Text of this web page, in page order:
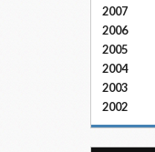
2007
2006
2005
2004
2003
2002